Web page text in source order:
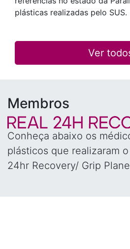
plásticas realizadas pelo SUS.
Ver
Membros
Conheça abaixo os
plásticos que realizaram
24hr Recovery/ Grip